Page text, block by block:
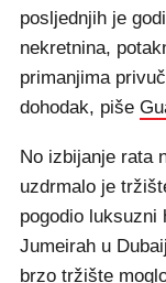
posljednjih je
nekretnina,
primanjima
dohodak, piše
No izbijanje rata
uzdrmalo je
pogodio luksuzni
Jumeirah u
brzo tržište